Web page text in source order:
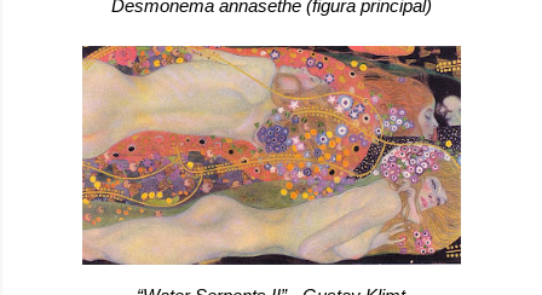
Desmonema annasethe (figura principal)